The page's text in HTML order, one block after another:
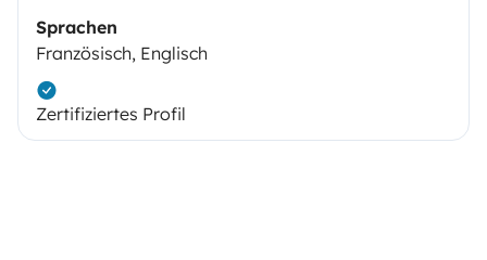
Sprachen
Französisch, Englisch
Zertifiziertes Profil